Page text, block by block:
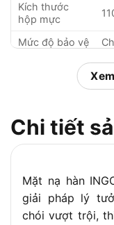
Kích thước
hộp mực
Mức độ bảo vệ
Ứng dụng
Nguồn gốc
Chi tiết
Mặt nạ hàn
giải pháp lý
chói vượt trội,